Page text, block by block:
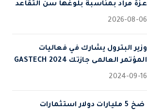
عزة مراد بمناسبة بلوغها سن التقاعد
2026-08-06
وزير البترول يشارك في فعاليات
المؤتمر العالمى جازتك 2024 GASTECH
2024-09-16
⁠ ضخ 5 مليارات دولار استثمارات